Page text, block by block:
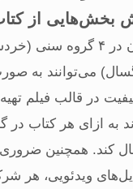
بخش‏‌هایی از
شرکت کنندگان در ۴ گروه
می‌توانند به
در قالب فیلم
به ازای هر کتاب در
کند. همچنین
ویدئویی، هر